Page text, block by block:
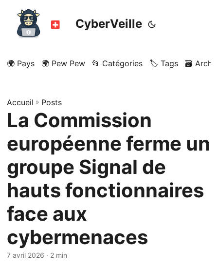
CyberVeille
🌍 Pays 🌍 Pew Pew 📂 Catégories 🏷️ Tags 🗃️
Accueil » Posts
La Commission
européenne ferme un
groupe Signal de
hauts fonctionnaires
face aux
cybermenaces
7 avril 2026 · 2 min